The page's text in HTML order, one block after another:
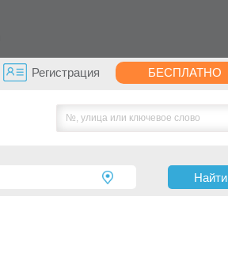
Регистрация БЕСПЛАТНО
Найти